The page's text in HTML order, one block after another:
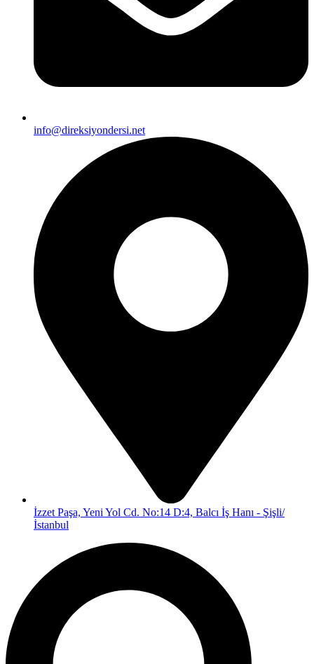
info@direksiyondersi.net
İzzet Paşa, Yeni Yol Cd. No:14 D:4, Balcı İş Hanı - Şişli/
İstanbul